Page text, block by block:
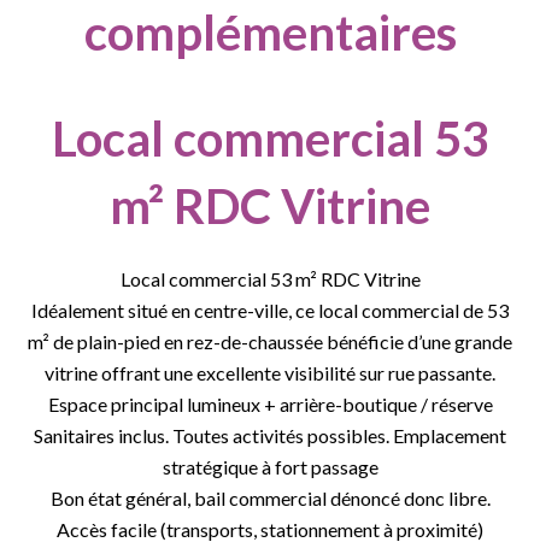
complémentaires
Local commercial 53
m² RDC Vitrine
Local commercial 53 m² RDC Vitrine
Idéalement situé en centre-ville, ce local commercial de 53
m² de plain-pied en rez-de-chaussée bénéficie d’une grande
vitrine offrant une excellente visibilité sur rue passante.
Espace principal lumineux + arrière-boutique / réserve
Sanitaires inclus. Toutes activités possibles. Emplacement
stratégique à fort passage
Bon état général, bail commercial dénoncé donc libre.
Accès facile (transports, stationnement à proximité)